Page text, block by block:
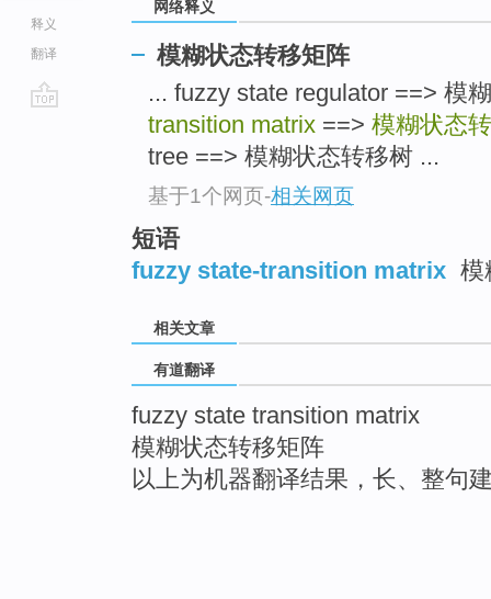
释义
翻译
网络释义
模糊状态转移矩阵
... fuzzy state regulator ==> 模
transition matrix ==> 模糊状态
tree ==> 模糊状态转移树 ...
基于1个网页-相关网页
短语
fuzzy state-transition matrix 模
相关文章
有道翻译
fuzzy state transition matrix
模糊状态转移矩阵
以上为机器翻译结果，长、整句